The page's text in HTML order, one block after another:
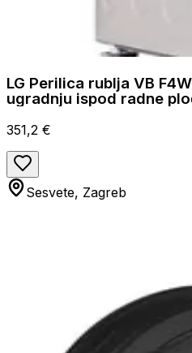
LG Perilica rublja VB
ugradnju ispod radne
351,2 €
Sesvete, Zagreb